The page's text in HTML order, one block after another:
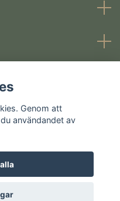
Genom att
användandet av